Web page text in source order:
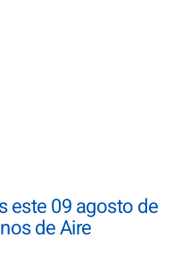
este 09 agosto de
de Aire